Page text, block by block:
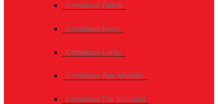
Cerraduras Faitelli
Cerraduras Inoxx
Cerraduras Locky
Cerraduras Para Muebles
Cerraduras Uso Industrial